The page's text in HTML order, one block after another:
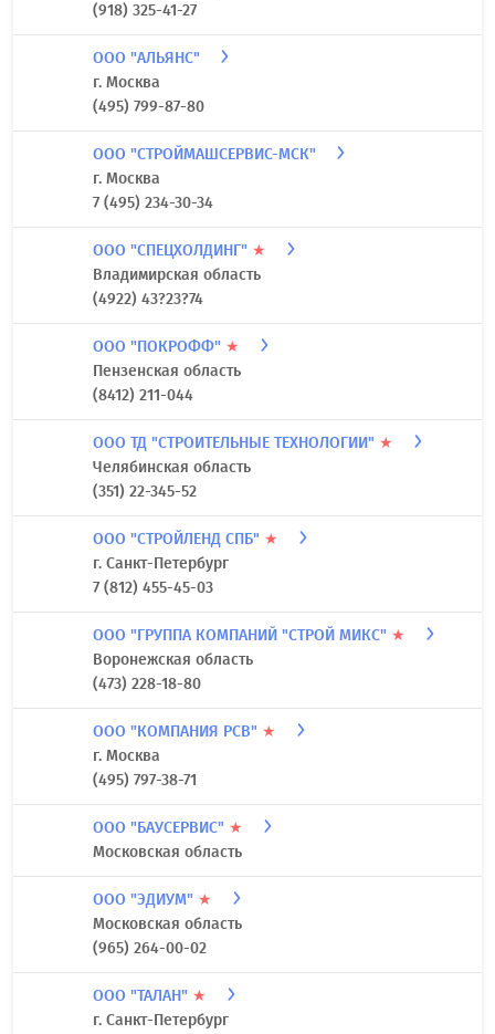
(918) 325-41-27
ООО "АЛЬЯНС"
г. Москва
(495) 799-87-80
ООО "СТРОЙМАШСЕРВИС-МСК"
г. Москва
7 (495) 234-30-34
ООО "СПЕЦХОЛДИНГ" ★
Владимирская область
(4922) 43?23?74
ООО "ПОКРОФФ" ★
Пензенская область
(8412) 211-044
ООО ТД "СТРОИТЕЛЬНЫЕ ТЕХНОЛОГИИ" ★
Челябинская область
(351) 22-345-52
ООО "СТРОЙЛЕНД СПБ" ★
г. Санкт-Петербург
7 (812) 455-45-03
ООО "ГРУППА КОМПАНИЙ "СТРОЙ МИКС" ★
Воронежская область
(473) 228-18-80
ООО "КОМПАНИЯ РСВ" ★
г. Москва
(495) 797-38-71
ООО "БАУСЕРВИС" ★
Московская область
ООО "ЭДИУМ" ★
Московская область
(965) 264-00-02
ООО "ТАЛАН" ★
г. Санкт-Петербург